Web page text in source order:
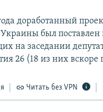
доработанный
был поставлен
на заседании
26 (18 из них вскоре
Читать без VPN